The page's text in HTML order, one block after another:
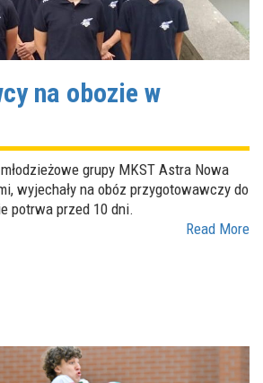
na obozie w
grupy MKST Astra Nowa
wyjechały na obóz przygotowawczy do
potrwa przed 10 dni.
Read More